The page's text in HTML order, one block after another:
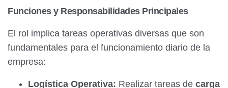
Funciones y Responsabilidades Principales
El rol implica tareas operativas diversas que son
fundamentales para el funcionamiento diario de la
empresa:
Logística Operativa: Realizar tareas de carga